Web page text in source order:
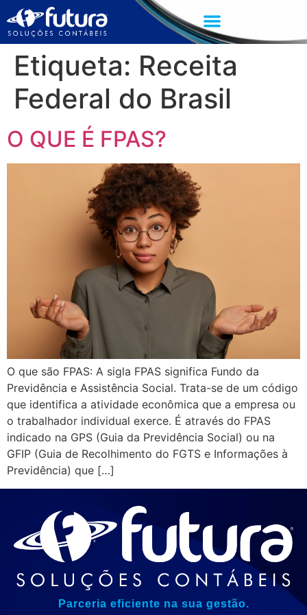
Etiqueta: Receita
Federal do Brasil
O QUE É FPAS?
O que são FPAS: A sigla FPAS significa Fundo da
Previdência e Assistência Social. Trata-se de um código
que identifica a atividade econômica que a empresa ou
o trabalhador individual exerce. É através do FPAS
indicado na GPS (Guia da Previdência Social) ou na
GFIP (Guia de Recolhimento do FGTS e Informações à
Previdência) que […]
Parceria eficiente na sua gestão.